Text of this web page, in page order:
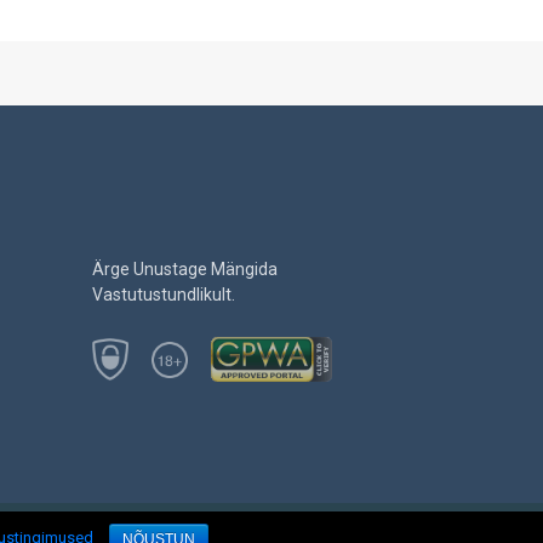
Ärge Unustage Mängida
Vastutustundlikult.
NÕUSTUN